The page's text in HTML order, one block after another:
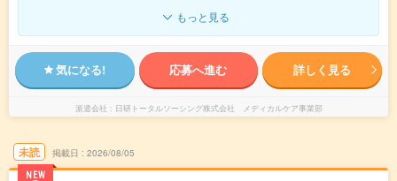
もっと見る
気になる! 応募へ進む 詳しく見る
派遣会社 日研トータルソーシング株式会社 メディカルケア事業部
未読
NEW
掲載日 2026/08/05